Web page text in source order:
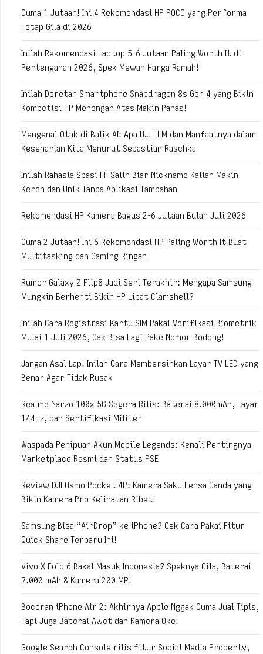
Cuma 1 Jutaan! Ini 4 Rekomendasi HP POCO yang Performa
Tetap Gila di 2026
Inilah Rekomendasi Laptop 5-6 Jutaan Paling Worth It di
Pertengahan 2026, Spek Mewah Harga Ramah!
Inilah Deretan Smartphone Snapdragon 8s Gen 4 yang Bikin
Kompetisi HP Menengah Atas Makin Panas!
Mengenal Otak di Balik AI: Apa Itu LLM dan Manfaatnya dalam
Keseharian Kita Menurut Sebastian Raschka
Inilah Rahasia Spasi FF Salin Biar Nickname Kalian Makin
Keren dan Unik Tanpa Aplikasi Tambahan
Rekomendasi HP Kamera Bagus 2-6 Jutaan Bulan Juli 2026
Cuma 2 Jutaan! Ini 6 Rekomendasi HP Paling Worth It Buat
Multitasking dan Gaming Ringan
Rumor Galaxy Z Flip8 Jadi Seri Terakhir: Mengapa Samsung
Mungkin Berhenti Bikin HP Lipat Clamshell?
Inilah Cara Registrasi Kartu SIM Pakai Verifikasi Biometrik
Mulai 1 Juli 2026, Gak Bisa Lagi Pake Nomor Bodong!
Jangan Asal Lap! Inilah Cara Membersihkan Layar TV LED yang
Benar Agar Tidak Rusak
Realme Narzo 100x 5G Segera Rilis: Baterai 8.000mAh, Layar
144Hz, dan Sertifikasi Militer
Waspada Penipuan Akun Mobile Legends: Kenali Pentingnya
Marketplace Resmi dan Status PSE
Review DJI Osmo Pocket 4P: Kamera Saku Lensa Ganda yang
Bikin Kamera Pro Kelihatan Ribet!
Samsung Bisa “AirDrop” ke iPhone? Cek Cara Pakai Fitur
Quick Share Terbaru Ini!
Vivo X Fold 6 Bakal Masuk Indonesia? Speknya Gila, Baterai
7.000 mAh & Kamera 200 MP!
Bocoran iPhone Air 2: Akhirnya Apple Nggak Cuma Jual Tipis,
Tapi Juga Baterai Awet dan Kamera Oke!
Google Search Console rilis fitur Social Media Property,